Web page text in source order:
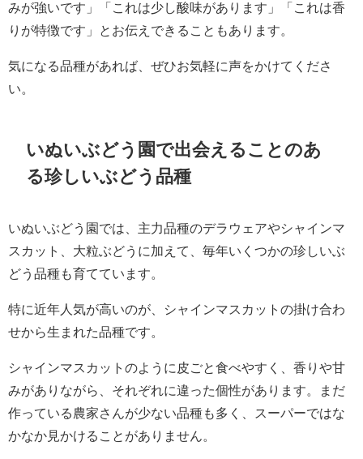
みが強いです」「これは少し酸味があります」「これは香
りが特徴です」とお伝えできることもあります。
気になる品種があれば、ぜひお気軽に声をかけてくださ
い。
いぬいぶどう園で出会えることのあ
る珍しいぶどう品種
いぬいぶどう園では、主力品種のデラウェアやシャインマ
スカット、大粒ぶどうに加えて、毎年いくつかの珍しいぶ
どう品種も育てています。
特に近年人気が高いのが、シャインマスカットの掛け合わ
せから生まれた品種です。
シャインマスカットのように皮ごと食べやすく、香りや甘
みがありながら、それぞれに違った個性があります。まだ
作っている農家さんが少ない品種も多く、スーパーではな
かなか見かけることがありません。